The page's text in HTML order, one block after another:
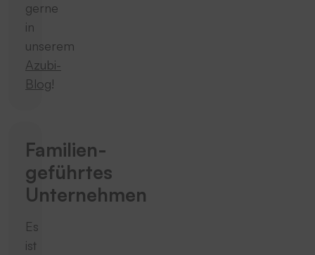
gerne
in
unserem
Azubi-
Blog!
Familien­
geführtes
Unternehmen
Es
ist